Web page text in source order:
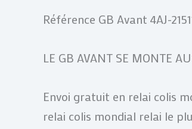
Référence GB Avant 4AJ-
LE GB AVANT SE MONTE
Envoi gratuit en relai colis
relai colis mondial relai le